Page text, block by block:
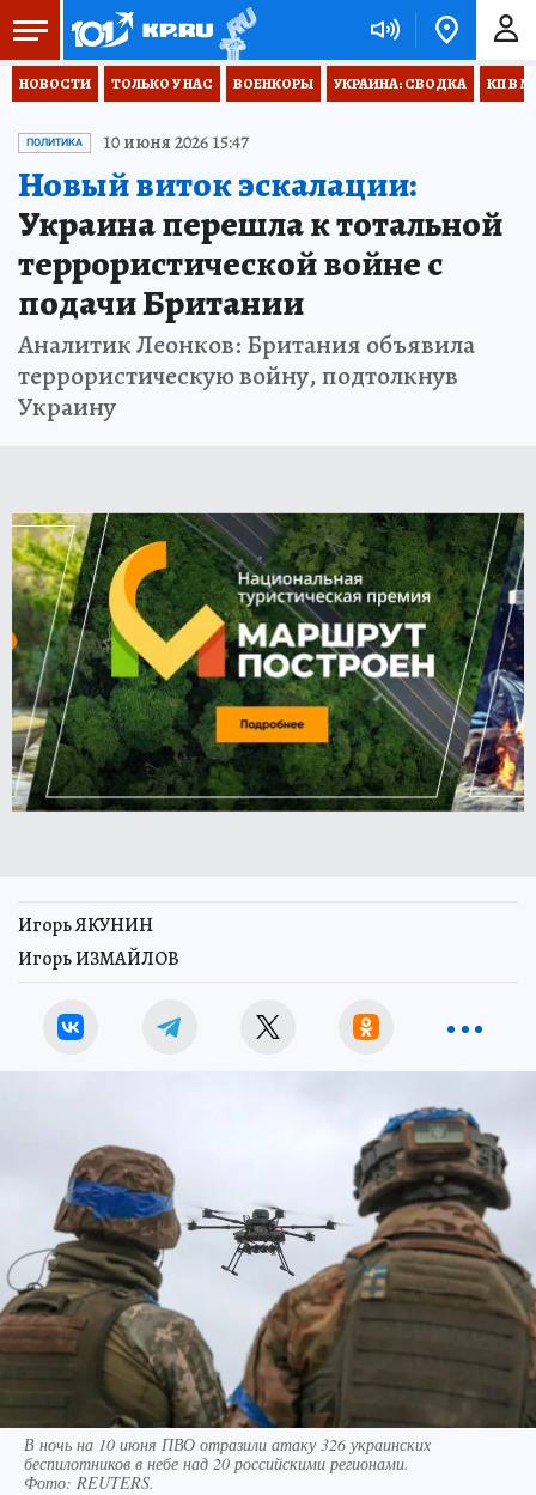
НОВОСТИ ТОЛЬКО У НАС ВОЕНКОРЫ УКРАИНА: СВОДКА КП В
ПОЛИТИКА 10 июня 2026 15:47
Новый виток эскалации:
Украина перешла к тотальной
террористической войне с
подачи Британии
Аналитик Леонков: Британия объявила
террористическую войну, подтолкнув
Украину
Игорь ЯКУНИН
Игорь ИЗМАЙЛОВ
В ночь на 10 июня ПВО отразили атаку 326 украинских
беспилотников в небе над 20 российскими регионами.
Фото: REUTERS.